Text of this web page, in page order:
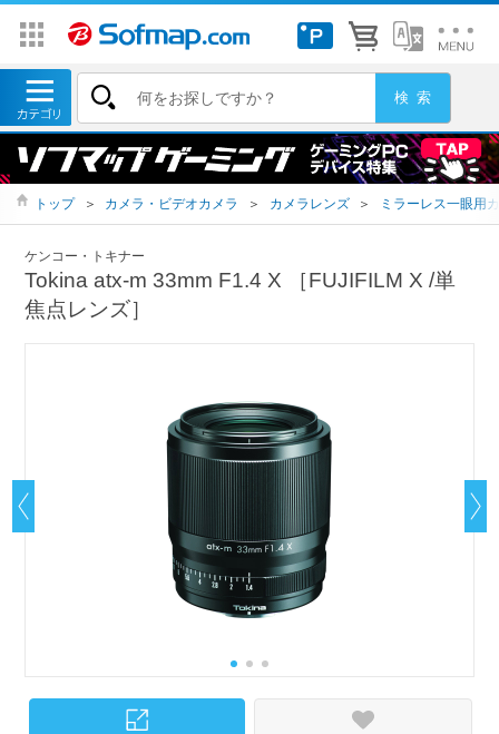
トップ ＞ カメラ・ビデオカメラ ＞ カメラレンズ ＞ ミラーレス一眼用
ケンコー・トキナー
Tokina atx-m 33mm F1.4 X ［FUJIFILM X /単
焦点レンズ］